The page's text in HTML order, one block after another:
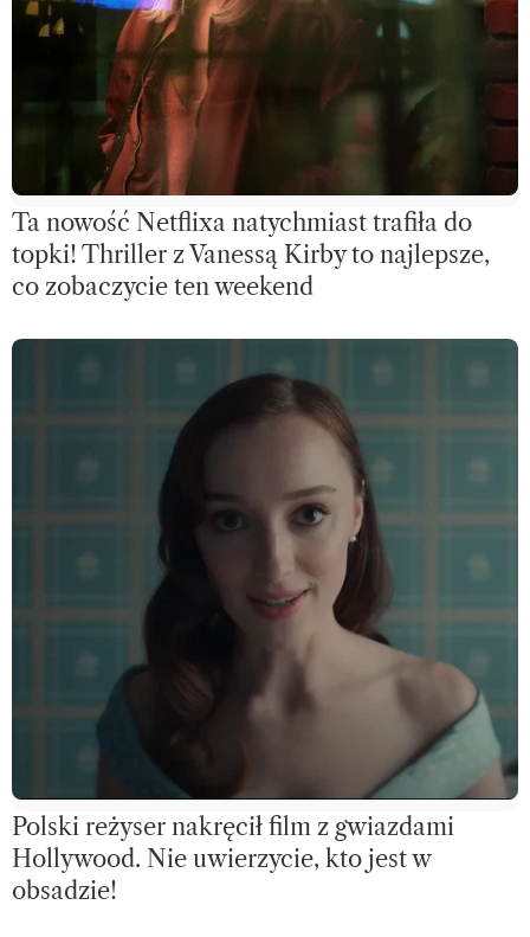
Ta nowość Netflixa natychmiast trafiła do
topki! Thriller z Vanessą Kirby to najlepsze,
co zobaczycie ten weekend
Polski reżyser nakręcił film z gwiazdami
Hollywood. Nie uwierzycie, kto jest w
obsadzie!